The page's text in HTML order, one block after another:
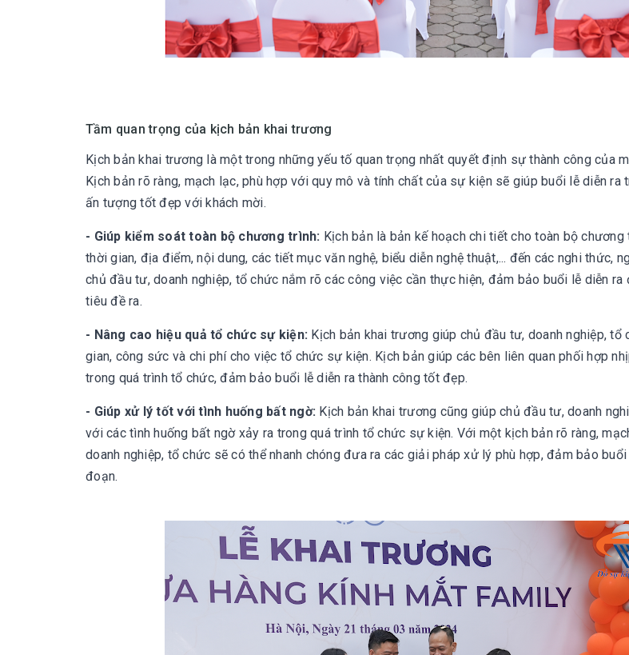
Tầm quan trọng của kịch bản khai trương
Kịch bản khai trương là một trong những yếu tố quan trọng nhất quyết định sự thành công của
Kịch bản rõ ràng, mạch lạc, phù hợp với quy mô và tính chất của sự kiện sẽ giúp buổi lễ diễn ra
ấn tượng tốt đẹp với khách mời.
- Giúp kiểm soát toàn bộ chương trình: Kịch bản là bản kế hoạch chi tiết cho toàn bộ
thời gian, địa điểm, nội dung, các tiết mục văn nghệ, biểu diễn nghệ thuật,... đến các nghi thức,
chủ đầu tư, doanh nghiệp, tổ chức nắm rõ các công việc cần thực hiện, đảm bảo buổi lễ diễn ra
tiêu đề ra.
- Nâng cao hiệu quả tổ chức sự kiện: Kịch bản khai trương giúp chủ đầu tư, doanh nghiệp, tổ
gian, công sức và chi phí cho việc tổ chức sự kiện. Kịch bản giúp các bên liên quan phối hợp
trong quá trình tổ chức, đảm bảo buổi lễ diễn ra thành công tốt đẹp.
- Giúp xử lý tốt với tình huống bất ngờ: Kịch bản khai trương cũng giúp chủ đầu tư, doanh
với các tình huống bất ngờ xảy ra trong quá trình tổ chức sự kiện. Với một kịch bản rõ ràng,
doanh nghiệp, tổ chức sẽ có thể nhanh chóng đưa ra các giải pháp xử lý phù hợp, đảm bảo
đoạn.